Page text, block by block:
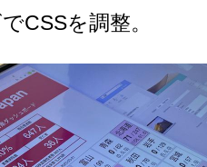
CSSを調整。